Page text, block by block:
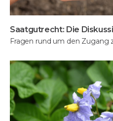
Saatgutrecht: Die
Fragen rund um den Zugang